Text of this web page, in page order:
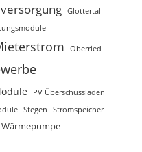
Glottertal
Oberried
PV Überschussladen
Stegen
Stromspeicher
Wärmepumpe